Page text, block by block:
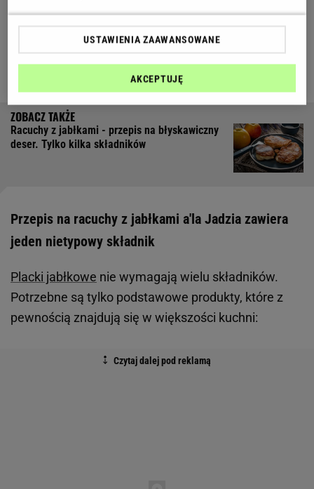
Wachowicz. Sam przepis jest prosty, szybki i na
pewno każdy sobie z nim poradzi, a placuszki dzięki
jednemu nietypowemu składnikowi są naprawdę
Racuchy z jabłkami - przepis na błyskawiczny
deser. Tylko kilka składników
Przepis na racuchy z jabłkami a'la Jadzia zawiera
jeden nietypowy składnik
Placki jabłkowe nie wymagają wielu składników.
Potrzebne są tylko podstawowe produkty, które z
pewnością znajdują się w większości kuchni:
USTAWIENIA ZAAWANSOWANE
AKCEPTUJĘ